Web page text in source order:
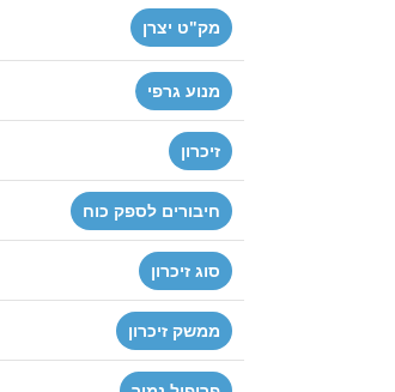
מק"ט יצרן
מנוע גרפי
זיכרון
חיבורים לספק כוח
סוג זיכרון
ממשק זיכרון